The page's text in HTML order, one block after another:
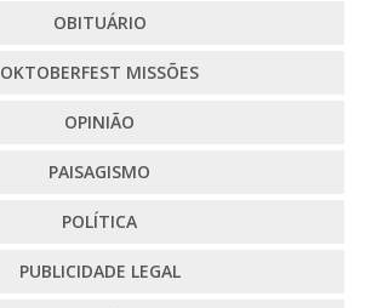
OBITUÁRIO
OKTOBERFEST MISSÕES
OPINIÃO
PAISAGISMO
POLÍTICA
PUBLICIDADE LEGAL